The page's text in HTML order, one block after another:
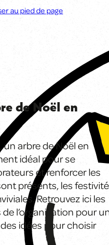
au pied de page
de Noël en
arbre de Noël en
idéal pour se
et renforcer les
présents, les
Retrouvez ici les
l’organisation pour
idées pour choisir